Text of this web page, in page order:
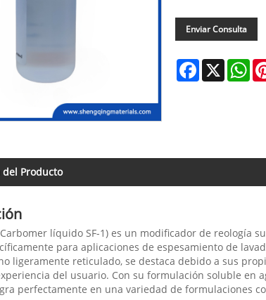
Enviar Consulta
Facebook
X
Producto
líquido SF-1) es un modificador de reología
para aplicaciones de espesamiento de
ligeramente reticulado, se destaca debido a sus
del usuario. Con su formulación soluble en
perfectamente en una variedad de formulaciones